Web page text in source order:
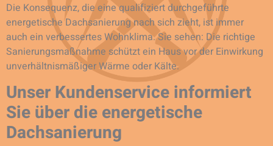
Die Konsequenz, die eine qualifiziert durchgeführte
energetische Dachsanierung nach sich zieht, ist immer
auch ein verbessertes Wohnklima. Sie sehen: Die richtige
Sanierungsmaßnahme schützt ein Haus vor der Einwirkung
unverhältnismäßiger Wärme oder Kälte.
Unser Kundenservice informiert
Sie über die energetische
Dachsanierung